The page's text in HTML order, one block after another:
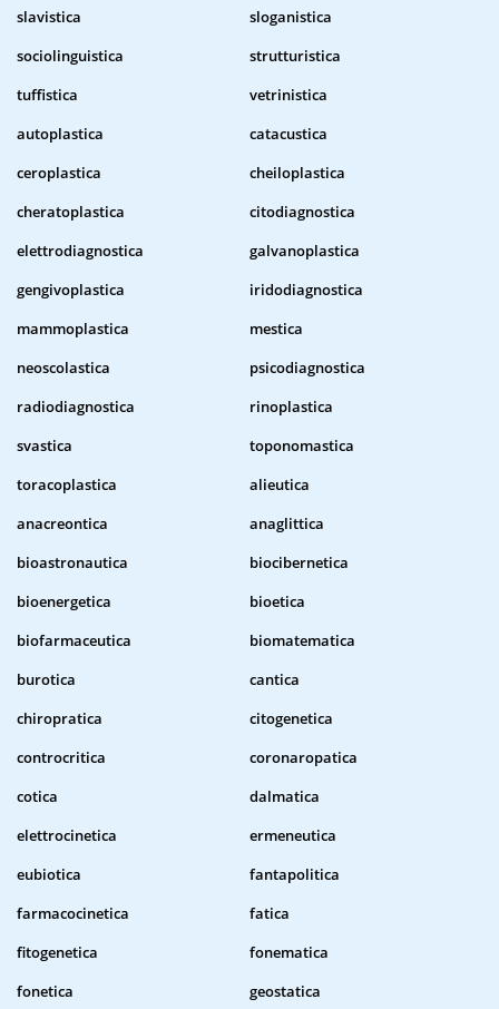
slavistica
sloganistica
sociolinguistica
strutturistica
tuffistica
vetrinistica
autoplastica
catacustica
ceroplastica
cheiloplastica
cheratoplastica
citodiagnostica
elettrodiagnostica
galvanoplastica
gengivoplastica
iridodiagnostica
mammoplastica
mestica
neoscolastica
psicodiagnostica
radiodiagnostica
rinoplastica
svastica
toponomastica
toracoplastica
alieutica
anacreontica
anaglittica
bioastronautica
biocibernetica
bioenergetica
bioetica
biofarmaceutica
biomatematica
burotica
cantica
chiropratica
citogenetica
controcritica
coronaropatica
cotica
dalmatica
elettrocinetica
ermeneutica
eubiotica
fantapolitica
farmacocinetica
fatica
fitogenetica
fonematica
fonetica
geostatica